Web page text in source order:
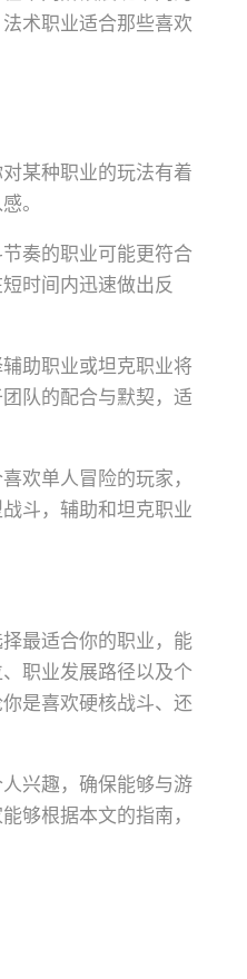
术职业适合那些喜欢
某种职业的玩法有着
。
奏的职业可能更符合
时间内迅速做出反
助职业或坦克职业将
队的配合与默契，适
欢单人冒险的玩家，
斗，辅助和坦克职业
最适合你的职业，能
职业发展路径以及个
是喜欢硬核战斗、还
兴趣，确保能够与游
够根据本文的指南，